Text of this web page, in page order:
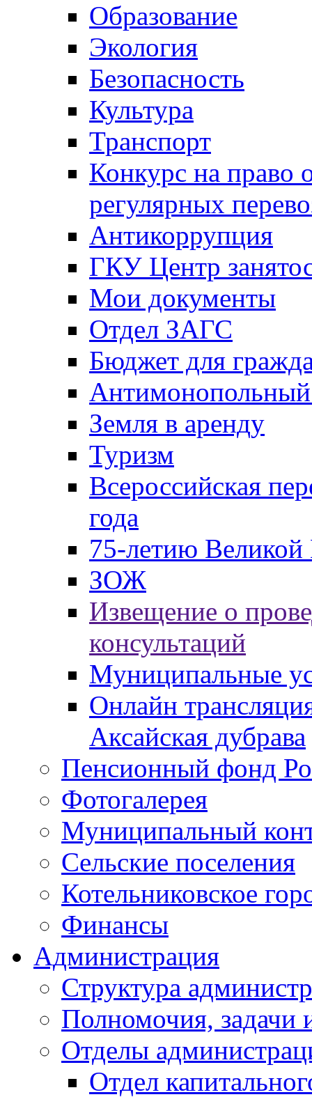
Образование
Экология
Безопасность
Культура
Транспорт
Конкурс на право
регулярных
Антикоррупция
ГКУ Центр
Мои документы
Отдел ЗАГС
Бюджет для
Антимонопольный
Земля в аренду
Туризм
Всероссийская
года
75-летию
ЗОЖ
Извещение о
консультаций
Муниципальные
Онлайн
Аксайская дубрава
Пенсионный фонд
Фотогалерея
Муниципальный
Сельские поселения
Котельниковское
Финансы
Администрация
Структура
Полномочия, задачи
Отделы
Отдел